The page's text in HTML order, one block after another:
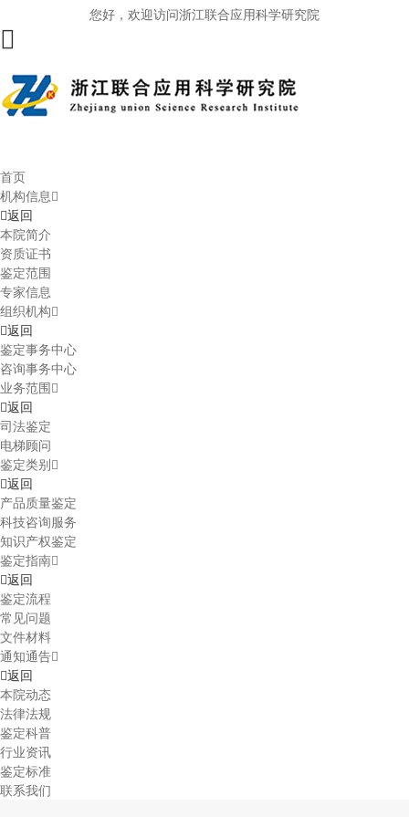
您好，欢迎访问浙江联合应用科学研究院
首页
机构信息
返回
本院简介
资质证书
鉴定范围
专家信息
组织机构
返回
鉴定事务中心
咨询事务中心
业务范围
返回
司法鉴定
电梯顾问
鉴定类别
返回
产品质量鉴定
科技咨询服务
知识产权鉴定
鉴定指南
返回
鉴定流程
常见问题
文件材料
通知通告
返回
本院动态
法律法规
鉴定科普
行业资讯
鉴定标准
联系我们